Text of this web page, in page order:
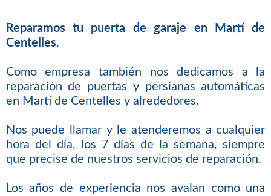
Reparamos tu puerta de garaje en Martí de
Centelles.
Como empresa también nos dedicamos a la
reparación de puertas y persianas automáticas
en Martí de Centelles y alrededores.
Nos puede llamar y le atenderemos a cualquier
hora del día, los 7 días de la semana, siempre
que precise de nuestros servicios de reparación.
Los años de experiencia nos avalan como una